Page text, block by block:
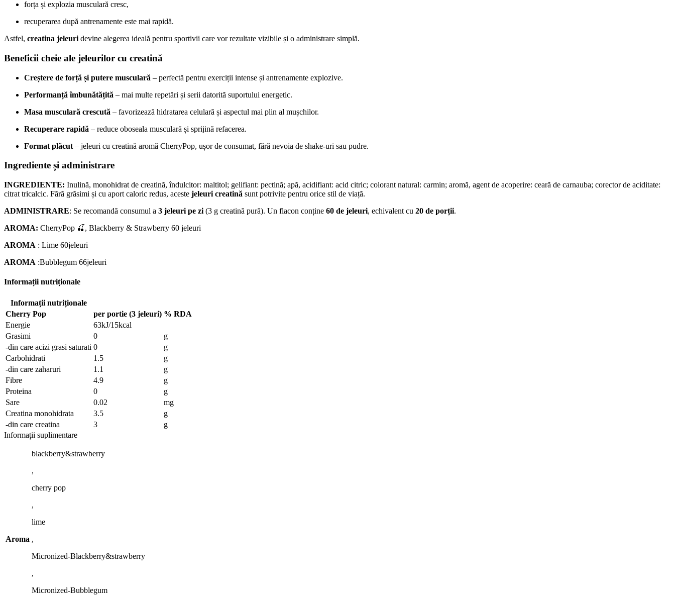
forța și explozia musculară cresc,
recuperarea după antrenamente este mai rapidă.
Astfel, creatina jeleuri devine alegerea ideală pentru sportivii care vor rezultate vizibile și o administrare simplă.
Beneficii cheie ale jeleurilor cu creatină
Creștere de forță și putere musculară – perfectă pentru exerciții intense și antrenamente explozive.
Performanță îmbunătățită – mai multe repetări și serii datorită suportului energetic.
Masa musculară crescută – favorizează hidratarea celulară și aspectul mai plin al mușchilor.
Recuperare rapidă – reduce oboseala musculară și sprijină refacerea.
Format plăcut – jeleuri cu creatină aromă CherryPop, ușor de consumat, fără nevoia de shake-uri sau pudre.
Ingrediente și administrare
INGREDIENTE: Inulină, monohidrat de creatină, îndulcitor: maltitol; gelifiant: pectină; apă, acidifiant: acid citric; colorant natural: carmin; aromă, agent de acoperire: ceară de carnauba; corector de aciditate:
citrat tricalcic. Fără grăsimi și cu aport caloric redus, aceste jeleuri creatină sunt potrivite pentru orice stil de viață.
ADMINISTRARE: Se recomandă consumul a 3 jeleuri pe zi (3 g creatină pură). Un flacon conține 60 de jeleuri, echivalent cu 20 de porții.
AROMA: CherryPop 🍒, Blackberry & Strawberry 60 jeleuri
AROMA : Lime 60jeleuri
AROMA :Bubblegum 66jeleuri
Informații nutriționale
Informații nutriționale
Cherry Pop
per portie (3 jeleuri) % RDA
Energie
63kJ/15kcal
Grasimi
0
g
-din care acizi grasi saturati 0
g
Carbohidrati
1.5
g
-din care zaharuri
1.1
g
Fibre
4.9
g
Proteina
0
g
Sare
0.02
mg
Creatina monohidrata
3.5
g
-din care creatina
3
g
Informații suplimentare
Aroma
blackberry&strawberry
,
cherry pop
,
lime
,
Micronized-Blackberry&strawberry
,
Micronized-Bubblegum